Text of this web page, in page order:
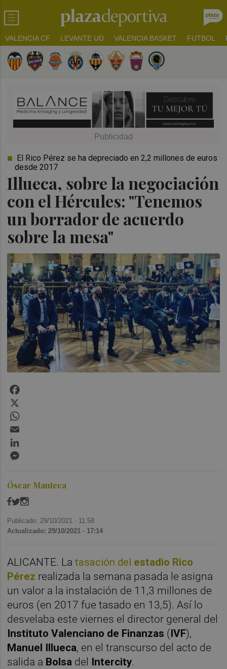
VALENCIA CF LEVANTE UD VALENCIA BASKET FUTBOL
Illueca, sobre la negociación
con el Hércules: "Tenemos
un borrador de acuerdo
sobre la mesa"
El Rico Pérez se ha depreciado en 2,2 millones de euros
desde 2017
Óscar Manteca
Publicado: 29/10/2021 · 11:58
Actualizado: 29/10/2021 · 17:14
ALICANTE. Latasación del estadio Rico
Pérez realizada la semana pasada le asigna
un valor a la instalación de 11,3 millones de
euros (en 2017 fue tasado en 13,5). Así lo
desvelaba este viernes el director general del
Instituto Valenciano de Finanzas ( IVF),
Manuel Illueca, en el transcurso del acto de
salida a Bolsa del Intercity.